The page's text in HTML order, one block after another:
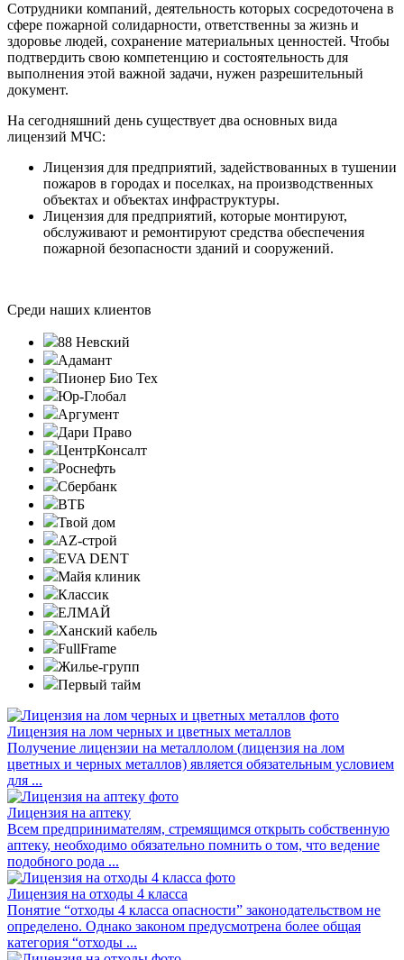
Сотрудники компаний, деятельность которых сосредоточена в
сфере пожарной солидарности, ответственны за жизнь и
здоровье людей, сохранение материальных ценностей. Чтобы
подтвердить свою компетенцию и состоятельность для
выполнения этой важной задачи, нужен разрешительный
документ.
На сегодняшний день существует два основных вида
лицензий МЧС:
Лицензия для предприятий, задействованных в тушении
пожаров в городах и поселках, на производственных
объектах и объектах инфраструктуры.
Лицензия для предприятий, которые монтируют,
обслуживают и ремонтируют средства обеспечения
пожарной безопасности зданий и сооружений.
Среди наших клиентов
88 Невский
Адамант
Пионер Био Тех
Юр-Глобал
Аргумент
Дари Право
ЦентрКонсалт
Роснефть
Сбербанк
ВТБ
Твой дом
AZ-строй
EVA DENT
Майя клиник
Классик
ЕЛМАЙ
Ханский кабель
FullFrame
Жилье-групп
Первый тайм
Лицензия на лом черных и цветных металлов
Получение лицензии на металлолом (лицензия на лом
цветных и черных металлов) является обязательным условием
для ...
Лицензия на аптеку
Всем предпринимателям, стремящимся открыть собственную
аптеку, необходимо обязательно помнить о том, что ведение
подобного рода ...
Лицензия на отходы 4 класса
Понятие “отходы 4 класса опасности” законодательством не
определено. Однако законом предусмотрена более общая
категория “отходы ...